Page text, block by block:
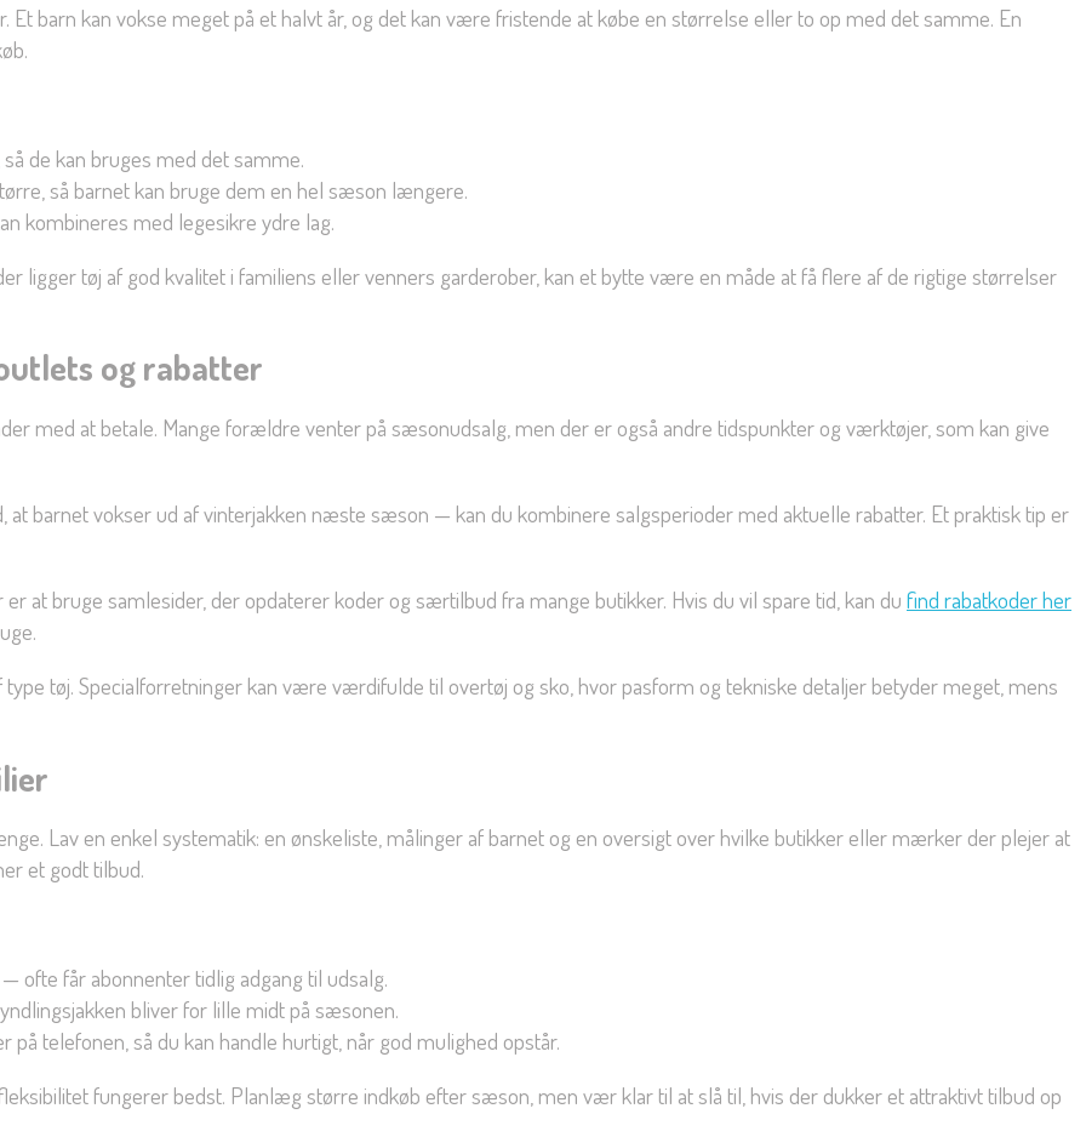
barn kan vokse meget på et halvt år, og det kan være fristende at købe en størrelse eller to op med det samme. En
de kan bruges med det samme.
så barnet kan bruge dem en hel sæson længere.
kombineres med legesikre ydre lag.
ligger tøj af god kvalitet i familiens eller venners garderober, kan et bytte være en måde at få flere af de rigtige størrelser
og rabatter
med at betale. Mange forældre venter på sæsonudsalg, men der er også andre tidspunkter og værktøjer, som kan give
barnet vokser ud af vinterjakken næste sæson — kan du kombinere salgsperioder med aktuelle rabatter. Et praktisk tip er
at bruge samlesider, der opdaterer koder og særtilbud fra mange butikker. Hvis du vil spare tid, kan du find rabatkoder her
tøj. Specialforretninger kan være værdifulde til overtøj og sko, hvor pasform og tekniske detaljer betyder meget, mens
Lav en enkel systematik: en ønskeliste, målinger af barnet og en oversigt over hvilke butikker eller mærker der plejer at
et godt tilbud.
ofte får abonnenter tidlig adgang til udsalg.
bliver for lille midt på sæsonen.
telefonen, så du kan handle hurtigt, når god mulighed opstår.
fungerer bedst. Planlæg større indkøb efter sæson, men vær klar til at slå til, hvis der dukker et attraktivt tilbud op